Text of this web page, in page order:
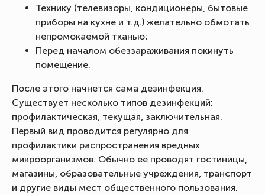
Технику (телевизоры, кондиционеры, бытовые
приборы на кухне и т.д.) желательно обмотать
непромокаемой тканью;
Перед началом обеззараживания покинуть
помещение.
После этого начнется сама дезинфекция.
Существует несколько типов дезинфекций:
профилактическая, текущая, заключительная.
Первый вид проводится регулярно для
профилактики распространения вредных
микроорганизмов. Обычно ее проводят гостиницы,
магазины, образовательные учреждения, транспорт
и другие виды мест общественного пользования.